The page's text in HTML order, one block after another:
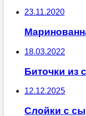
23.11.2020
18.03.2022
Биточки из
12.12.2025
Слойки с